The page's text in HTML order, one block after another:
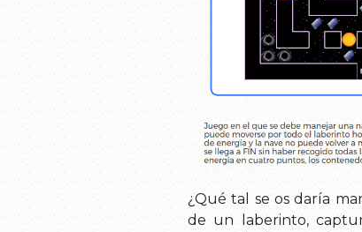
¿Qué tal se os daría
de un laberinto,